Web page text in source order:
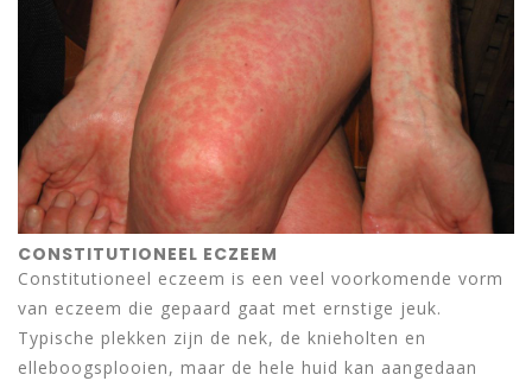
CONSTITUTIONEEL ECZEEM
Constitutioneel eczeem is een veel voorkomende vorm
van eczeem die gepaard gaat met ernstige jeuk.
Typische plekken zijn de nek, de knieholten en
elleboogsplooien, maar de hele huid kan aangedaan